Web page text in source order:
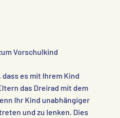
Vorschulkind
es mit Ihrem Kind
das Dreirad mit dem
Ihr Kind unabhängiger
und zu lenken. Dies